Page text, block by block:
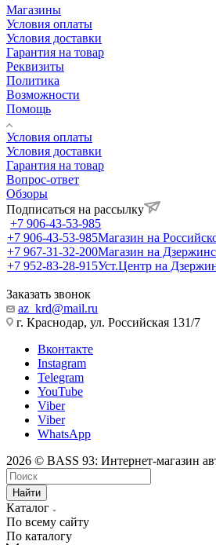
Магазины
Условия оплаты
Условия доставки
Гарантия на товар
Реквизиты
Политика
Возможности
Помощь
Условия оплаты
Условия доставки
Гарантия на товар
Вопрос-ответ
Обзоры
Подписаться на рассылку
+7 906-43-53-985
+7 906-43-53-985Магазин на
+7 967-31-32-200Магазин на
+7 952-83-28-915Уст.Центр на
Заказать звонок
az_krd@mail.ru
г. Краснодар, ул. Российская 131/7
Вконтакте
Instagram
Telegram
YouTube
Viber
Viber
WhatsApp
2026 © BASS 93: Интернет-магазин
Найти
Каталог
По всему сайту
По каталогу